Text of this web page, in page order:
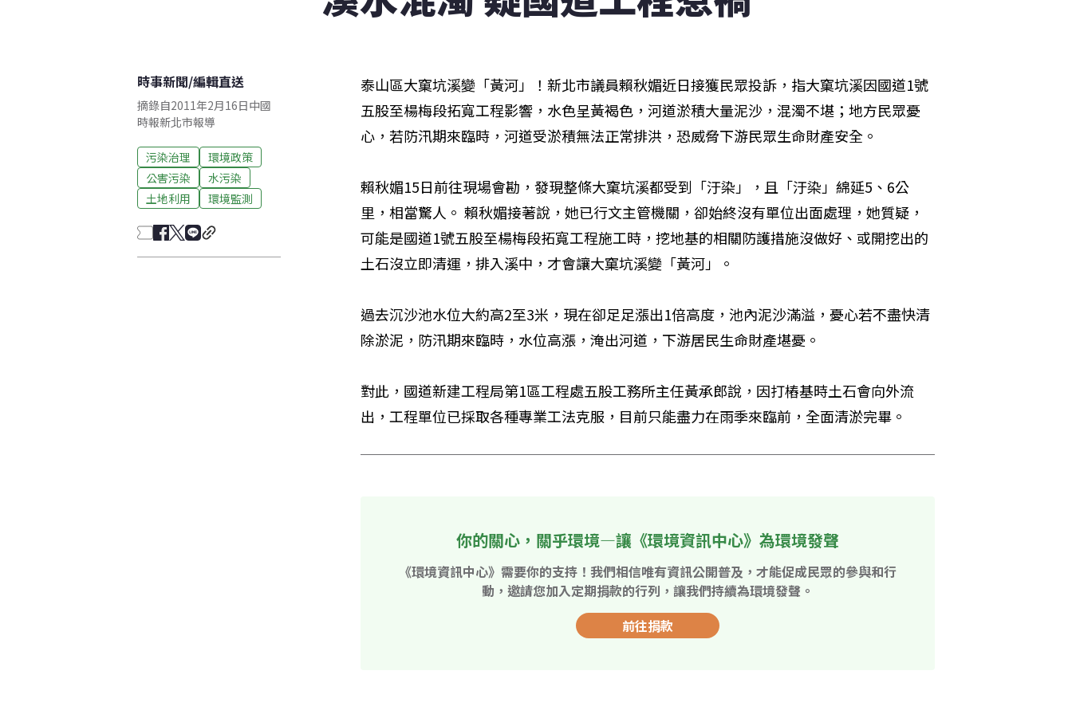
時事新聞/編輯直送
摘錄自2011年2月16日中國
時報新北市報導
污染治理
環境政策
公害污染
水污染
土地利用
環境監測
泰山區大窠坑溪變「黃河」！新北市議員賴秋媚近日接獲民眾投訴，指大窠坑溪因國道1號
五股至楊梅段拓寬工程影響，水色呈黃褐色，河道淤積大量泥沙，混濁不堪；地方民眾憂
心，若防汛期來臨時，河道受淤積無法正常排洪，恐威脅下游民眾生命財產安全。
賴秋媚15日前往現場會勘，發現整條大窠坑溪都受到「汙染」，且「汙染」綿延5、6公
里，相當驚人。 賴秋媚接著說，她已行文主管機關，卻始終沒有單位出面處理，她質疑，
可能是國道1號五股至楊梅段拓寬工程施工時，挖地基的相關防護措施沒做好、或開挖出的
土石沒立即清運，排入溪中，才會讓大窠坑溪變「黃河」。
過去沉沙池水位大約高2至3米，現在卻足足漲出1倍高度，池內泥沙滿溢，憂心若不盡快清
除淤泥，防汛期來臨時，水位高漲，淹出河道，下游居民生命財產堪憂。
對此，國道新建工程局第1區工程處五股工務所主任黃承郎說，因打樁基時土石會向外流
出，工程單位已採取各種專業工法克服，目前只能盡力在雨季來臨前，全面清淤完畢。
你的關心，關乎環境—讓《環境資訊中心》為環境發聲
《環境資訊中心》需要你的支持！我們相信唯有資訊公開普及，才能促成民眾的參與和行
動，邀請您加入定期捐款的行列，讓我們持續為環境發聲。
前往捐款